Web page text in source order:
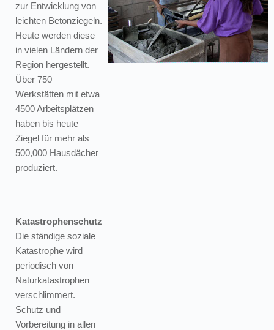
zur Entwicklung von
leichten Betonziegeln.
Heute werden diese
in vielen Ländern der
Region hergestellt.
Über 750
Werkstätten mit etwa
4500 Arbeitsplätzen
haben bis heute
Ziegel für mehr als
500,000 Hausdächer
produziert.
Katastrophenschutz
Die ständige soziale
Katastrophe wird
periodisch von
Naturkatastrophen
verschlimmert.
Schutz und
Vorbereitung in allen